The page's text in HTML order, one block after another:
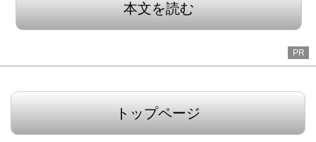
本文を読む
PR
トップページ